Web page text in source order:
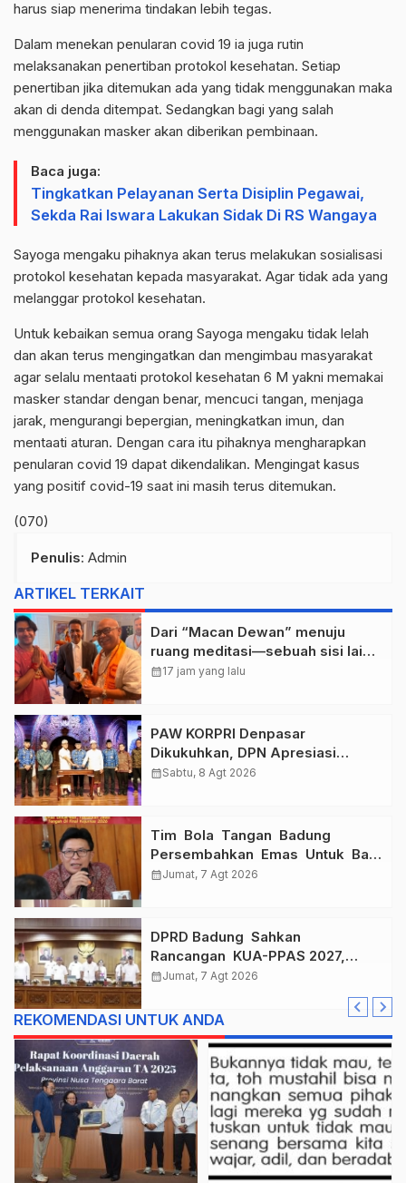
harus siap menerima tindakan lebih tegas.
Dalam menekan penularan covid 19 ia juga rutin
melaksanakan penertiban protokol kesehatan. Setiap
penertiban jika ditemukan ada yang tidak menggunakan maka
akan di denda ditempat. Sedangkan bagi yang salah
menggunakan masker akan diberikan pembinaan.
Baca juga:
Tingkatkan Pelayanan Serta Disiplin Pegawai,
Sekda Rai Iswara Lakukan Sidak Di RS Wangaya
Sayoga mengaku pihaknya akan terus melakukan sosialisasi
protokol kesehatan kepada masyarakat. Agar tidak ada yang
melanggar protokol kesehatan.
Untuk kebaikan semua orang Sayoga mengaku tidak lelah
dan akan terus mengingatkan dan mengimbau masyarakat
agar selalu mentaati protokol kesehatan 6 M yakni memakai
masker standar dengan benar, mencuci tangan, menjaga
jarak, mengurangi bepergian, meningkatkan imun, dan
mentaati aturan. Dengan cara itu pihaknya mengharapkan
penularan covid 19 dapat dikendalikan. Mengingat kasus
yang positif covid-19 saat ini masih terus ditemukan.
(070)
Penulis: Admin
ARTIKEL TERKAIT
Dari “Macan Dewan” menuju
ruang meditasi—sebuah sisi lain I
Dewa Nyoman Rai Bertemu Baba
calendar_month17 jam yang lalu
PAW KORPRI Denpasar
Dikukuhkan, DPN Apresiasi
“Sembagi Arutala” untuk Lindungi
calendar_monthSabtu, 8 Agt 2026
Tim Bola Tangan Badung
Persembahkan Emas Untuk Bali
, Taklukkan Jawa Tengah Di
calendar_monthJumat, 7 Agt 2026
DPRD Badung Sahkan
Rancangan KUA-PPAS 2027,
Anggaran Tembus Lebih Dari
calendar_monthJumat, 7 Agt 2026
REKOMENDASI UNTUK ANDA